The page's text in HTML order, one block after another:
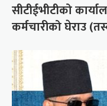
सीटीईभीटीको
कर्मचारीको घेराउ